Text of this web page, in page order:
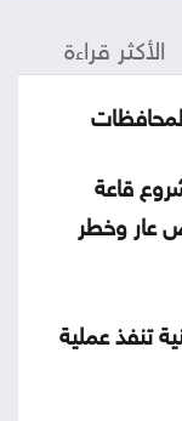
الأكثر قراءة
قاعة
عار وخطر
تنفذ عملية